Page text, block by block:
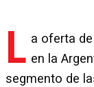
L a oferta
en la
segmento de